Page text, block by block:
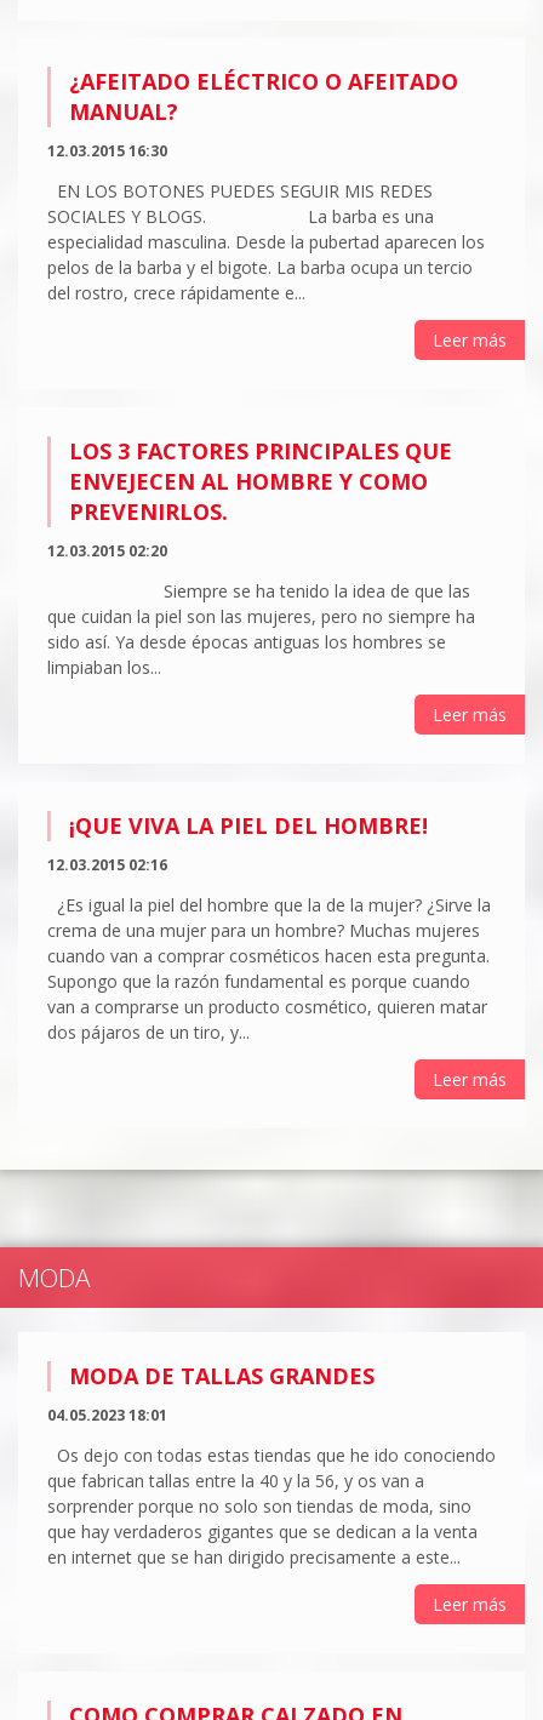
¿AFEITADO ELÉCTRICO O AFEITADO
MANUAL?
12.03.2015 16:30
EN LOS BOTONES PUEDES SEGUIR MIS REDES
SOCIALES Y BLOGS. La barba es una
especialidad masculina. Desde la pubertad aparecen los
pelos de la barba y el bigote. La barba ocupa un tercio
del rostro, crece rápidamente e...
Leer más
LOS 3 FACTORES PRINCIPALES QUE
ENVEJECEN AL HOMBRE Y COMO
PREVENIRLOS.
12.03.2015 02:20
Siempre se ha tenido la idea de que las
que cuidan la piel son las mujeres, pero no siempre ha
sido así. Ya desde épocas antiguas los hombres se
limpiaban los...
Leer más
¡QUE VIVA LA PIEL DEL HOMBRE!
12.03.2015 02:16
¿Es igual la piel del hombre que la de la mujer? ¿Sirve la
crema de una mujer para un hombre? Muchas mujeres
cuando van a comprar cosméticos hacen esta pregunta.
Supongo que la razón fundamental es porque cuando
van a comprarse un producto cosmético, quieren matar
dos pájaros de un tiro, y...
Leer más
MODA
MODA DE TALLAS GRANDES
04.05.2023 18:01
Os dejo con todas estas tiendas que he ido conociendo
que fabrican tallas entre la 40 y la 56, y os van a
sorprender porque no solo son tiendas de moda, sino
que hay verdaderos gigantes que se dedican a la venta
en internet que se han dirigido precisamente a este...
Leer más